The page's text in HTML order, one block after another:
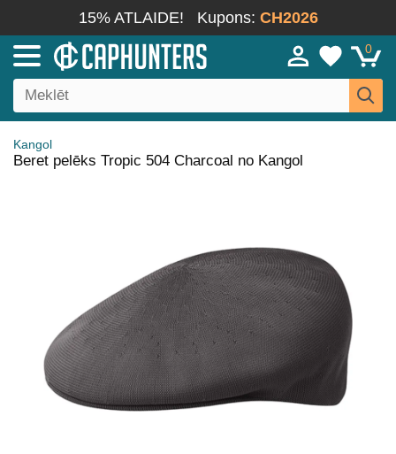
15% ATLAIDE! Kupons: CH2026
0
Kangol
Beret pelēks Tropic 504 Charcoal no Kangol